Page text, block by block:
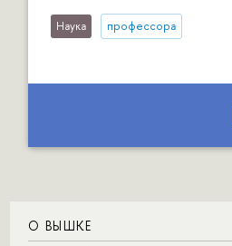
Наука профессора
О ВЫШКЕ